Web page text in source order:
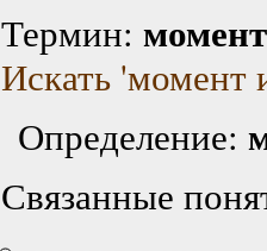
Термин:
Искать 'момент
Определение:
Связанные